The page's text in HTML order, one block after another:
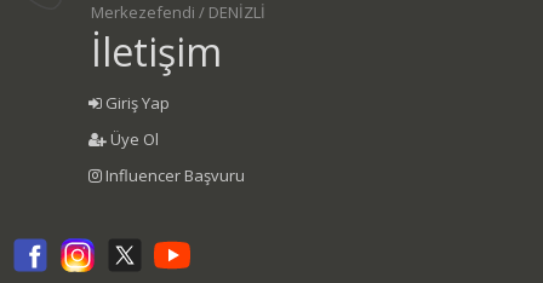
Merkezefendi / DENİZLİ
İletişim
Giriş Yap
Üye Ol
Influencer Başvuru